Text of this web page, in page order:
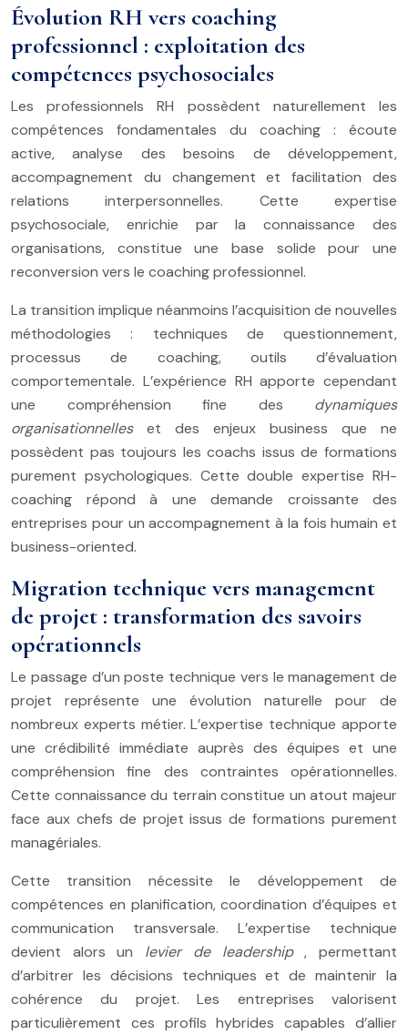
Évolution RH vers coaching
professionnel : exploitation des
compétences psychosociales
Les professionnels RH possèdent naturellement les
compétences fondamentales du coaching : écoute
active, analyse des besoins de développement,
accompagnement du changement et facilitation des
relations interpersonnelles. Cette expertise
psychosociale, enrichie par la connaissance des
organisations, constitue une base solide pour une
reconversion vers le coaching professionnel.
La transition implique néanmoins l’acquisition de nouvelles
méthodologies : techniques de questionnement,
processus de coaching, outils d’évaluation
comportementale. L’expérience RH apporte cependant
une compréhension fine des dynamiques
organisationnelles et des enjeux business que ne
possèdent pas toujours les coachs issus de formations
purement psychologiques. Cette double expertise RH-
coaching répond à une demande croissante des
entreprises pour un accompagnement à la fois humain et
business-oriented.
Migration technique vers management
de projet : transformation des savoirs
opérationnels
Le passage d’un poste technique vers le management de
projet représente une évolution naturelle pour de
nombreux experts métier. L’expertise technique apporte
une crédibilité immédiate auprès des équipes et une
compréhension fine des contraintes opérationnelles.
Cette connaissance du terrain constitue un atout majeur
face aux chefs de projet issus de formations purement
managériales.
Cette transition nécessite le développement de
compétences en planification, coordination d’équipes et
communication transversale. L’expertise technique
devient alors un levier de leadership, permettant
d’arbitrer les décisions techniques et de maintenir la
cohérence du projet. Les entreprises valorisent
particulièrement ces profils hybrides capables d’allier